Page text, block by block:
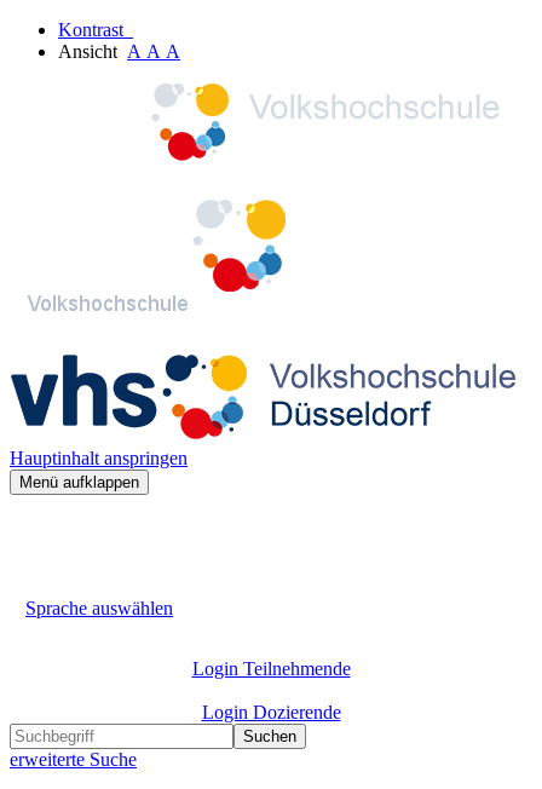
Kontrast
Ansicht A A A
Hauptinhalt anspringen
Menü aufklappen
Sprache auswählen
Login Teilnehmende
Login Dozierende
Suchen
erweiterte Suche